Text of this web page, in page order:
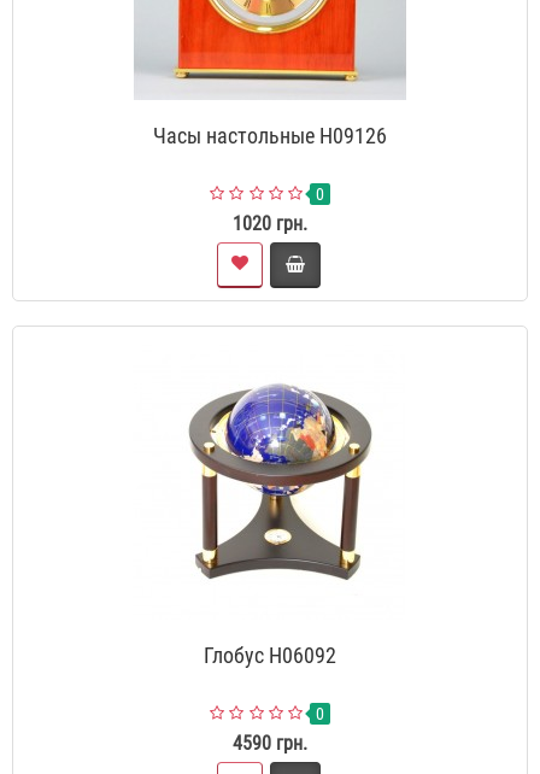
Часы настольные H09126
0
1020 грн.
Глобус H06092
0
4590 грн.